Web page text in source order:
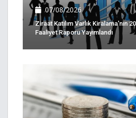
07/08/2026
Ziraat Katılım Varlık Kiralama'nın
Faaliyet Raporu Yayımlandı